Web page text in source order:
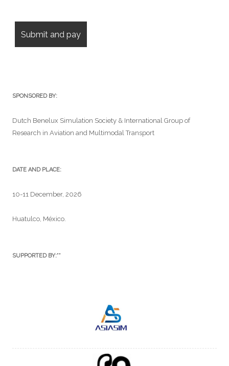
SPONSORED BY:
Dutch Benelux Simulation Society & International Group of
Research in Aviation and Multimodal Transport
DATE AND PLACE:
10-11 December, 2026
Huatulco, México.
SUPPORTED BY:**